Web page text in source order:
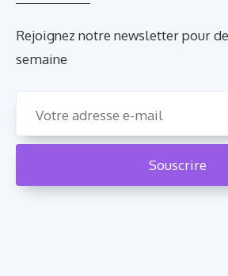
Rejoignez notre newsletter pour
semaine